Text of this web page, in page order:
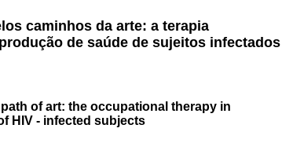
caminhos da arte: a terapia
de saúde de sujeitos infectados
of art: the occupational therapy in
HIV - infected subjects